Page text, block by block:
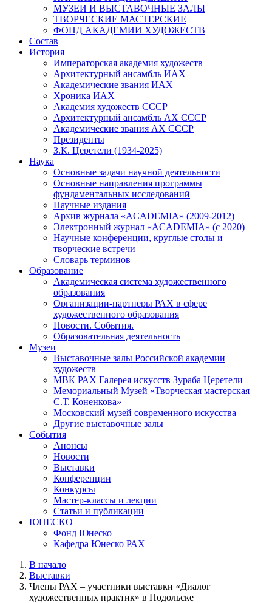
МУЗЕИ И ВЫСТАВОЧНЫЕ ЗАЛЫ
ТВОРЧЕСКИЕ МАСТЕРСКИЕ
ФОНД АКАДЕМИИ ХУДОЖЕСТВ
Состав
История
Императорская академия художеств
Архитектурный ансамбль ИАХ
Академические звания ИАХ
Хроника ИАХ
Академия художеств СССР
Архитектурный ансамбль АХ СССР
Академические звания АХ СССР
Президенты
З.К. Церетели (1934-2025)
Наука
Основные задачи научной деятельности
Основные направления программы
фундаментальных исследований
Научные издания
Архив журнала «ACADEMIA» (2009-2012)
Электронный журнал «ACADEMIA» (с 2020)
Научные конференции, круглые столы и
творческие встречи
Словарь терминов
Образование
Академическая система художественного
образования
Организации-партнеры РАХ в сфере
художественного образования
Новости. События.
Образовательная деятельность
Музеи
Выставочные залы Российской академии
художеств
МВК РАХ Галерея искусств Зураба Церетели
Мемориальный Музей «Творческая мастерская
С.Т. Коненкова»
Московский музей современного искусства
Другие выставочные залы
События
Анонсы
Новости
Выставки
Конференции
Конкурсы
Мастер-классы и лекции
Статьи и публикации
ЮНЕСКО
Фонд Юнеско
Кафедра Юнеско РАХ
В начало
Выставки
Члены РАХ – участники выставки «Диалог
художественных практик» в Подольске